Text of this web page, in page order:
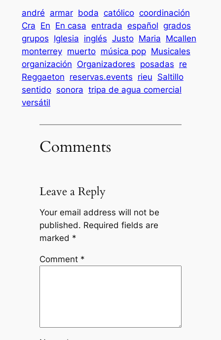
andré armar boda católico coordinación
Cra En En casa entrada español grados
grupos Iglesia inglés Justo Maria Mcallen
monterrey muerto música pop Musicales
organización Organizadores posadas re
Reggaeton reservas.events rieu Saltillo
sentido sonora tripa de agua comercial
versátil
Comments
Leave a Reply
Your email address will not be
published. Required fields are
marked *
Comment *